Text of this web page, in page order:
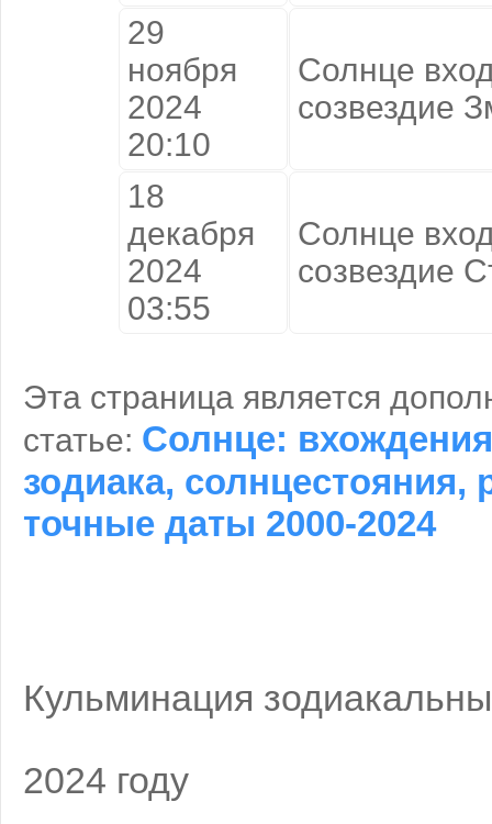
29
ноября
2024
20:10
Солнце
созвездие
18
декабря
2024
03:55
Солнце
созвездие
Эта страница является
статье: Солнце:
зодиака, солнцестояния,
точные даты 2000-2024
Кульминация
2024 году